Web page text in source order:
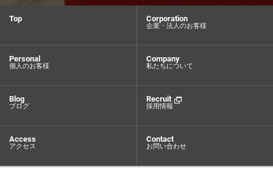
Top Corporation
企業・法人のお客様
Personal
個人のお客様
Company
私たちについて
Blog
ブログ
Recruit
採用情報
Access
アクセス
Contact
お問い合わせ